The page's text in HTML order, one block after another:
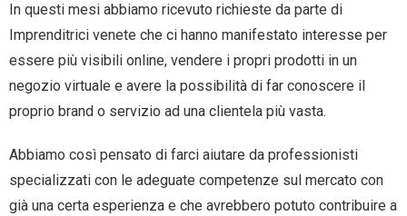
In questi mesi abbiamo ricevuto richieste da parte di
Imprenditrici venete che ci hanno manifestato interesse per
essere più visibili online, vendere i propri prodotti in un
negozio virtuale e avere la possibilità di far conoscere il
proprio brand o servizio ad una clientela più vasta.
Abbiamo così pensato di farci aiutare da professionisti
specializzati con le adeguate competenze sul mercato con
già una certa esperienza e che avrebbero potuto contribuire a